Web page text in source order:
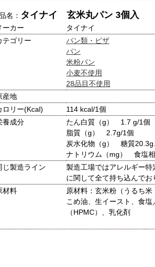
名： タイナイ 玄米丸パン 3個入
ーカー
タイナイ
テゴリー
パン類・ピザ
パン
米粉パン
小麦不使用
28品目不使用
産地
ロリー(Kcal)
114 kcal/1個
養成分
たん白質（g） 1.7 g/1個
脂質（g） 2.7g/1個
炭水化物（g） 糖質
ナトリウム（mg） 食塩
じ製造ライン
製造工場ではアレルギー特
に関して全て持ち込んでお
材料
原材料：玄米粉（うるち
こめ油、生イースト、食
（HPMC）、乳化剤